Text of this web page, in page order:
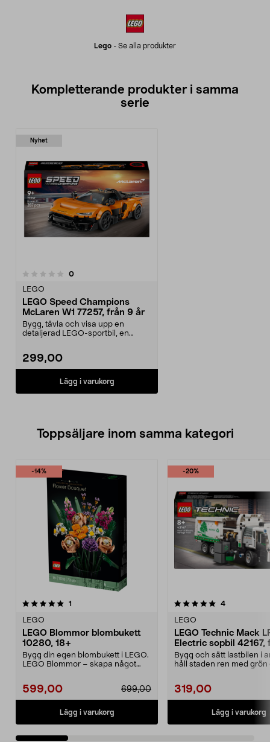
Lego - Se alla produkter
Kompletterande produkter i samma
serie
Nyhet
0recensioner
LEGO
LEGO Speed Champions
McLaren W1 77257, från 9 år
Bygg, tävla och visa upp en
detaljerad LEGO-sportbil, en
299,00
Lägg i varukorg
Toppsäljare inom samma kategori
-14%
1
LEGO
LEGO Blommor blombukett
10280, 18+
Bygg din egen blombukett i LEGO.
LEGO Blommor – skapa något
599,00 699,00
Lägg i varukorg
-20%
5.0 av 5 stjärnor 4recensioner
LEGO
LEGO Technic Mack
Electric sopbil 42167,
år
Bygg och sätt lastbilen i
håll staden ren med grön
319,00
Lägg i varukorg
0.0 av 5 stjärnor